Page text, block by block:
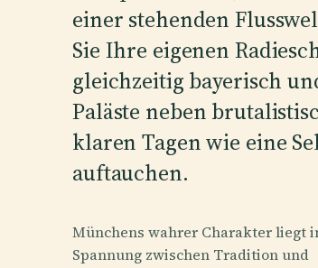
einer stehenden
Sie Ihre eigenen
gleichzeitig bayerisch
Paläste neben
klaren Tagen wie eine
auftauchen.
Münchens wahrer Charakter liegt
Spannung zwischen Tradition und